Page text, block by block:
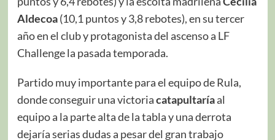
Aldecoa(10,1 puntos y 3,8 rebotes), en su tercer
año en el club y protagonista del ascenso a LF
Challenge la pasada temporada.
Partido muy importante para el equipo de Rula,
donde conseguir una victoriacatapultaríaal
equipo a la parte alta de la tabla y una derrota
dejaría serias dudas a pesar del gran trabajo